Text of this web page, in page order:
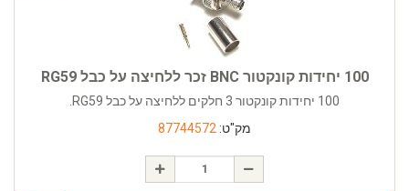
100 יחידות קונקטור BNC זכר ללחיצה על כבל RG59
100 יחידות קונקטור 3 חלקים ללחיצה על כבל RG59.
מק"ט: 87744572